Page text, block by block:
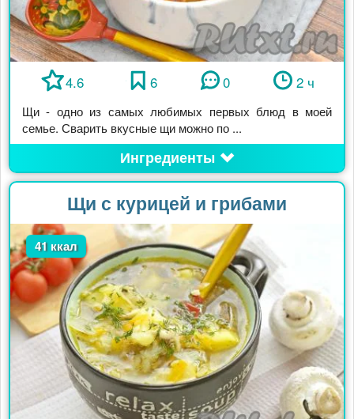
4.6 6 0 2 ч
Щи - одно из самых любимых первых блюд в моей
семье. Сварить вкусные щи можно по ...
Ингредиенты
Щи с курицей и грибами
41 ккал